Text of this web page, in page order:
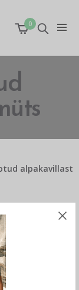
0
alpakavillast